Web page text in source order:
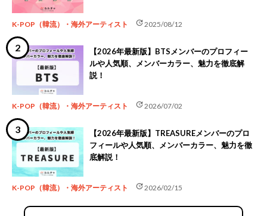
K-POP（韓流）・海外アーティスト update2025/08/12
【2026年最新版】BTSメンバーのプロフィー
ルや人気順、メンバーカラー、魅力を徹底解
説！
K-POP（韓流）・海外アーティスト update2026/07/02
【2026年最新版】TREASUREメンバーのプロ
フィールや人気順、メンバーカラー、魅力を徹
底解説！
K-POP（韓流）・海外アーティスト update2026/02/15